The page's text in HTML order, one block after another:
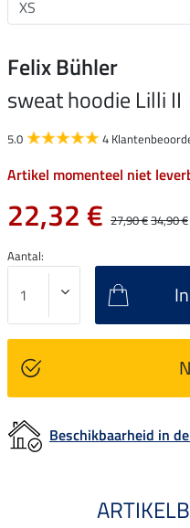
Felix Bühler
sweat hoodie Lilli II
5.0 4
Artikel momenteel niet
22,32 € 27,90 €34,90 €
Aantal:
Beschikbaarheid in de